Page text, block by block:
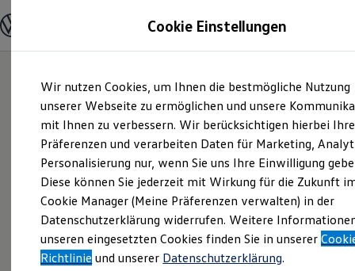
Hauptinhalt
springen
Footer
springen
Modelle und Konfigurator
Modelle vergleichen
Elektroautos
ENERGY Sondermodelle
Nutzfahrzeuge
SUV und CUV
Familienautos
Kombis
Kompaktwagen
Sportwagen
Schnell verfügbare Fahrzeuge
Angebote und Produkte
Aktuelle Angebote
E-Auto-Förderung
Volkswagen Marktplatz
Cookie Einstellungen
Wir nutzen Cookies, um Ihnen die bestmögliche Nutzung
unserer Webseite zu ermöglichen und unsere
mit Ihnen zu verbessern. Wir berücksichtigen hierbei Ihre
Präferenzen und verarbeiten Daten für Marketing,
Personalisierung nur, wenn Sie uns Ihre Einwilligung
Diese können Sie jederzeit mit Wirkung für die Zukunft
Cookie Manager (Meine Präferenzen verwalten) in der
Datenschutzerklärung widerrufen. Weitere
unseren eingesetzten Cookies finden Sie in unserer
Richtlinie und unserer Datenschutzerklärung.